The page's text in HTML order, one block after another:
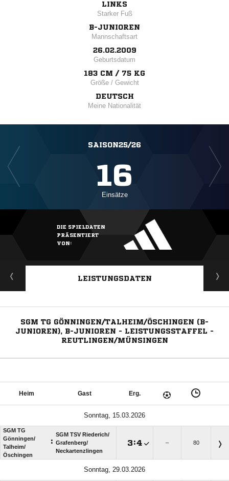
LINKS
Starker Fuß
B-JUNIOREN
Mannschaftsart
26.02.2009
Geburtsdatum
183 CM / 75 KG
Größe / Gewicht
DEUTSCH
Meine Nationalität
SAISON25/26
16
Einsätze
DIE SPIELDATEN
PRÄSENTIERT
VON:
LEISTUNGSDATEN
SGM TG GÖNNINGEN/TALHEIM/ÖSCHINGEN (B-
JUNIOREN), B-JUNIOREN - LEISTUNGSSTAFFEL -
REUTLINGEN/MÜNSINGEN
Heim Gast Erg.
Sonntag, 15.03.2026
SGM TG
Gönningen/​
Talheim/​
Öschingen
:
SGM TSV Riederich/​
Grafenberg/​
Neckartenzlingen
: – 80
Sonntag, 29.03.2026